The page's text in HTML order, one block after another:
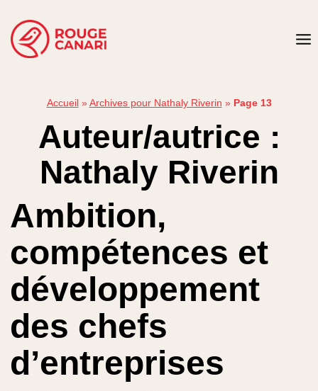
au
contenu
Accueil»Archives pour Nathaly Riverin » Page 13
Auteur/autrice :
Nathaly Riverin
Ambition,
compétences et
développement
des chefs
d’entreprises